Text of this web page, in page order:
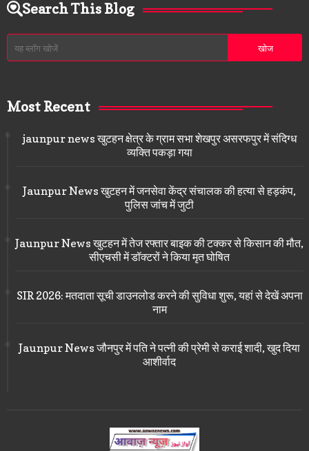
Search This Blog
Most Recent
jaunpur news खुटहन क्षेत्र के ग्राम सभा शेखपुर असरफपुर में संदिग्ध
व्यक्ति पकड़ा गया
Jaunpur News खुटहन में जनसेवा केंद्र संचालक की हत्या से हड़कंप,
पुलिस जांच में जुटी
Jaunpur News खुटहन में तेज रफ्तार बाइक की टक्कर से किसान की मौत,
सीएचसी में डॉक्टरों ने किया मृत घोषित
SIR 2026: मतदाता सूची डाउनलोड करने की सुविधा शुरू, यहां से देखें अपना
नाम
Jaunpur News जौनपुर में पति ने पत्नी की प्रेमी से कराई शादी, खुद दिया
आशीर्वाद